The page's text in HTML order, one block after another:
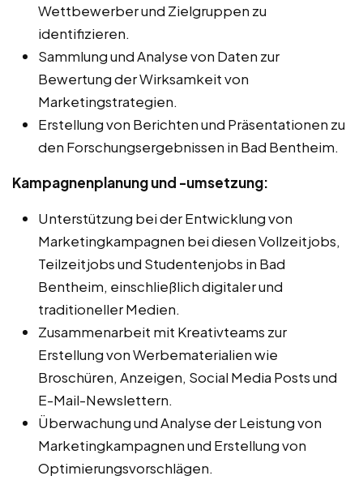
Wettbewerber und Zielgruppen zu
identifizieren.
Sammlung und Analyse von Daten zur
Bewertung der Wirksamkeit von
Marketingstrategien.
Erstellung von Berichten und Präsentationen zu
den Forschungsergebnissen in Bad Bentheim.
Kampagnenplanung und -umsetzung:
Unterstützung bei der Entwicklung von
Marketingkampagnen bei diesen Vollzeitjobs,
Teilzeitjobs und Studentenjobs in Bad
Bentheim, einschließlich digitaler und
traditioneller Medien.
Zusammenarbeit mit Kreativteams zur
Erstellung von Werbematerialien wie
Broschüren, Anzeigen, Social Media Posts und
E-Mail-Newslettern.
Überwachung und Analyse der Leistung von
Marketingkampagnen und Erstellung von
Optimierungsvorschlägen.